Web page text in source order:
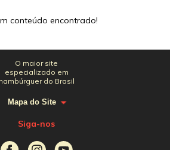
conteúdo encontrado!
O maior site
especializado em
hambúrguer do Brasil
Mapa do Site
Siga-nos